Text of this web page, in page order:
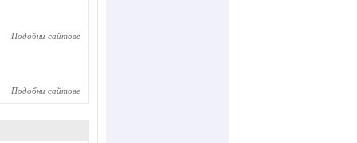
Подобни сайтове
Подобни сайтове